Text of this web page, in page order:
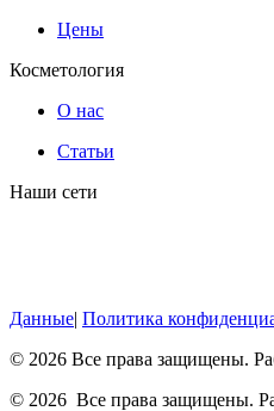
Цены
Косметология
О нас
Статьи
Наши сети
Данные| Политика
© 2026 Все права защищены.
© 2026 Все права защищены.